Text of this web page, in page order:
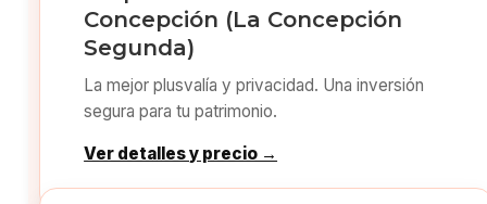
Concepción (La Concepción
Segunda)
La mejor plusvalía y privacidad. Una inversión
segura para tu patrimonio.
Ver detalles y precio →